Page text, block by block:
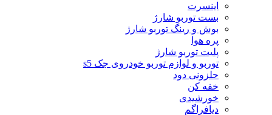
اینسرت
بست توربو شارژ
بوش و رینگ توربو شارژ
پره هوا
پلیت توربو شارژ
توربو و لوازم توربو خودروی جک s5
حلزونی دود
خفه کن
خورشیدی
دیافراگم